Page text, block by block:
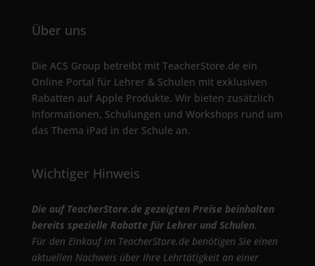
Über uns
Die ACS Group betreibt mit TeacherStore.de ein
Online Portal für Lehrer & Schulen mit exklusiven
Rabatten auf Apple Produkte. Wir bieten zusätzlich
Informationen, Schulungen und Workshops rund um
das Thema iPad in der Schule an.
Wichtiger Hinweis
Die auf TeacherStore.de gezeigten Preise beinhalten
bereits spezielle Rabatte für Lehrer und Schulen.
Für den Einkauf im TeacherStore.de benötigen Sie einen
aktuellen Nachweis über Ihre Lehrtätigkeit an einer